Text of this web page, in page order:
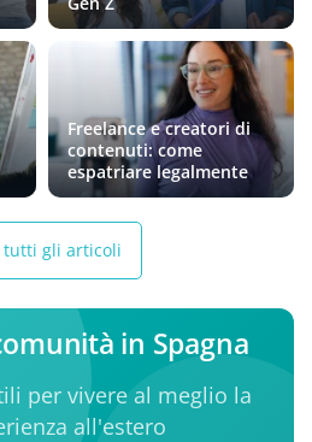
Freelance e creatori di
contenuti: come
espatriare legalmente
tutti gli articoli
in Spagna
per vivere al meglio la
all'estero